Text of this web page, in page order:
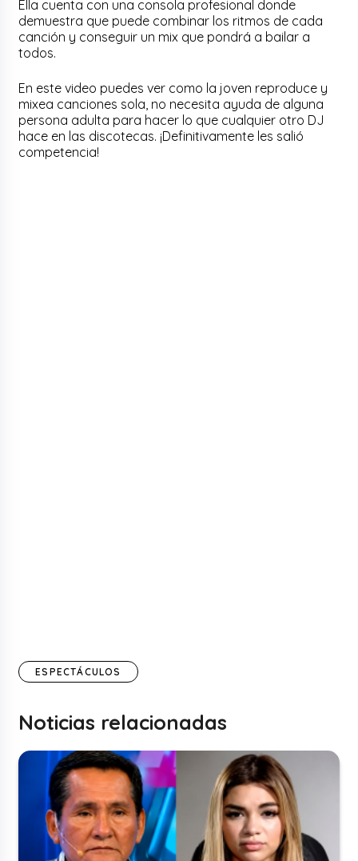
Ella cuenta con una consola profesional donde
demuestra que puede combinar los ritmos de cada
canción y conseguir un mix que pondrá a bailar a
todos.
En este video puedes ver como la joven reproduce y
mixea canciones sola, no necesita ayuda de alguna
persona adulta para hacer lo que cualquier otro DJ
hace en las discotecas. ¡Definitivamente les salió
competencia!
ESPECTÁCULOS
Noticias relacionadas